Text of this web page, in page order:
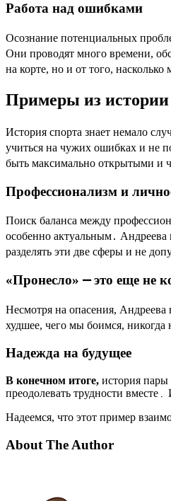
Работа над ошибками
Осознание потенциальных
Они проводят много времени,
на корте, но и от того,
Примеры из истории
История спорта знает немало
учиться на чужих ошибках и не
быть максимально открытыми и
Профессионализм и
Поиск баланса между
особенно актуальным․
разделять эти две сферы и не
«Пронесло» ⎼ это еще не
Несмотря на опасения,
худшее, чего мы боимся,
Надежда на будущее
В конечном итоге, история
преодолевать трудности
Надеемся, что этот пример
About The Author